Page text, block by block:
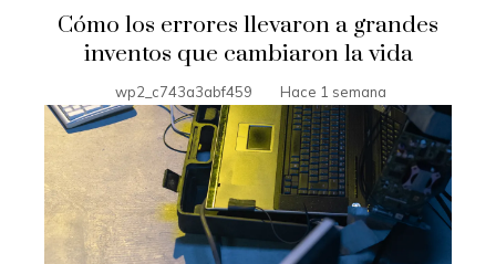
Cómo los errores llevaron a grandes
inventos que cambiaron la vida
wp2_c743a3abf459 Hace 1 semana